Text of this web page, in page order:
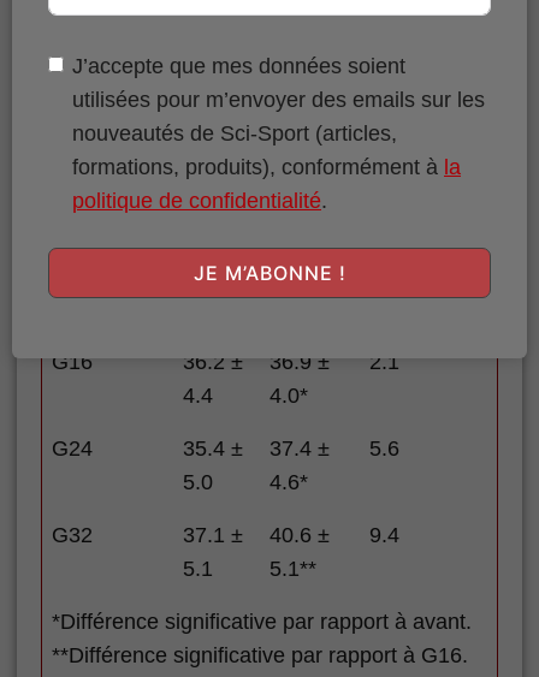
G16
33.9 ±
34.2 ±
0.8
G24
33.6 ±
4.3
35.0 ±
4.7*
4.0
35.9 ±
38.4 ±
G16
36.2 ±
4.4
36.9 ±
4.0*
2.1
G24
35.4 ±
5.0
37.4 ±
4.6*
5.6
G32
37.1 ±
5.1
40.6 ±
5.1**
9.4
*Différence significative par rapport à avant.
**Différence significative par rapport à G16.
J’accepte que mes données soient
utilisées pour m’envoyer des emails sur les
nouveautés de Sci-Sport (articles,
formations, produits), conformément à la
politique de confidentialité.
JE M’ABONNE !